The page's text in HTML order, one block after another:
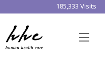
185,333 Visits